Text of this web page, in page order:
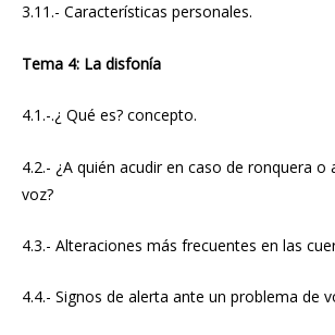
3.11.- Características personales.
Tema 4: La disfonía
4.1.-.¿ Qué es? concepto.
4.2.- ¿A quién acudir en caso de ronquera o
voz?
4.3.- Alteraciones más frecuentes en las
4.4.- Signos de alerta ante un problema de